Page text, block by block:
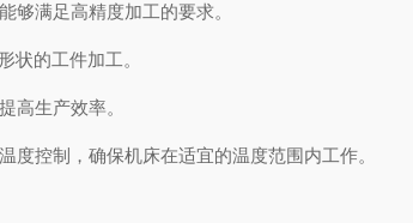
满足高精度加工的要求。
的工件加工。
生产效率。
控制，确保机床在适宜的温度范围内工作。